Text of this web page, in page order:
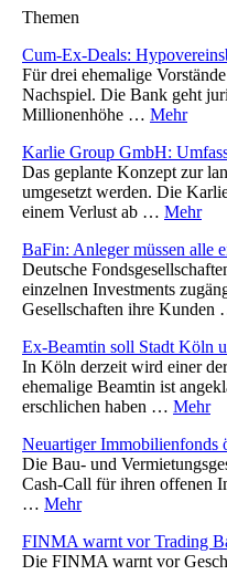
Themen
Cum-Ex-Deals:
Für drei ehemalige
Nachspiel. Die Bank geht
Millionenhöhe … Mehr
Karlie Group GmbH:
Das geplante Konzept zur
umgesetzt werden. Die
einem Verlust ab … Mehr
BaFin: Anleger müssen alle
Deutsche
einzelnen Investments
Gesellschaften ihre Kunden
Ex-Beamtin soll Stadt Köln
In Köln derzeit wird einer
ehemalige Beamtin ist
erschlichen haben … Mehr
Neuartiger Immobilienfonds
Die Bau- und
Cash-Call für ihren offenen
… Mehr
FINMA warnt vor Trading
Die FINMA warnt vor